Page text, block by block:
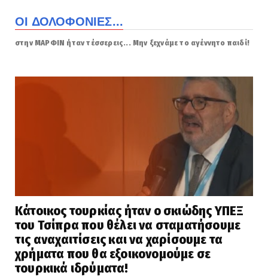
ΟΙ ΔΟΛΟΦΟΝΙΕΣ...
στην ΜΑΡΦΙΝ ήταν τέσσερεις... Μην ξεχνάμε το αγέννητο παιδί!
Κάτοικος τουρκίας ήταν ο σκιώδης ΥΠΕΞ
του Τσίπρα που θέλει να σταματήσουμε
τις αναχαιτίσεις και να χαρίσουμε τα
χρήματα που θα εξοικονομούμε σε
τουρκικά ιδρύματα!